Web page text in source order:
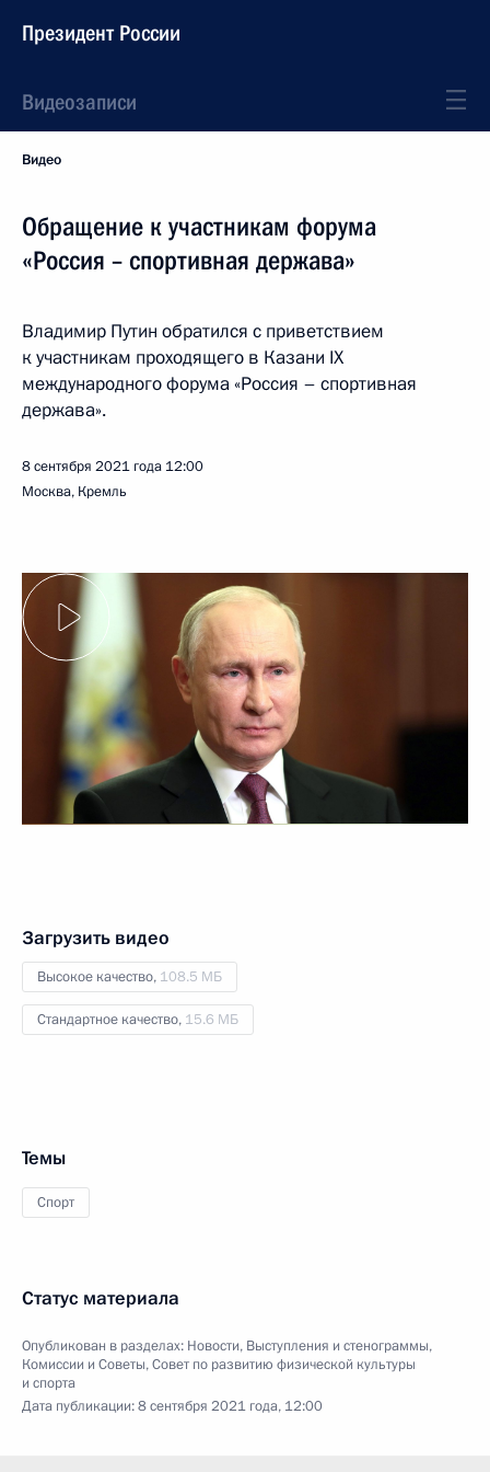
Президент России
Видеозаписи
Видео
Обращение к участникам форума
«Россия – спортивная держава»
Владимир Путин обратился с приветствием
к участникам проходящего в Казани IX
международного форума «Россия – спортивная
держава».
8 сентября 2021 года 12:00
Москва, Кремль
Загрузить видео
Высокое качество, 108.5 МБ
Стандартное качество, 15.6 МБ
Темы
Спорт
Статус материала
Опубликован в разделах: Новости, Выступления и стенограммы,
Комиссии и Советы,Совет по развитию физической культуры
и спорта
Дата публикации:8 сентября 2021 года, 12:00